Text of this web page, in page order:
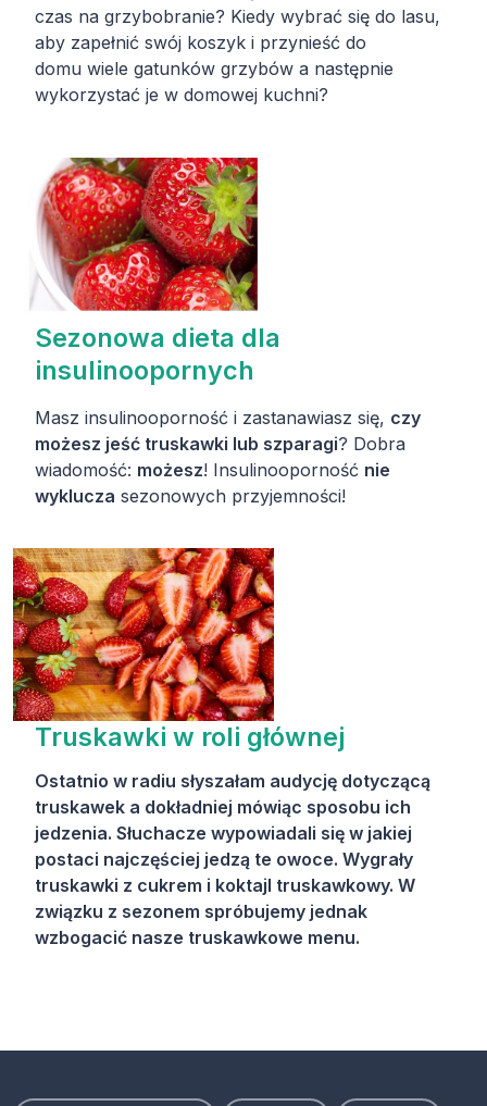
czas na grzybobranie? Kiedy wybrać się do lasu,
aby zapełnić swój koszyk i przynieść do
domu wiele gatunków grzybów a następnie
wykorzystać je w domowej kuchni?
Sezonowa dieta dla
insulinoopornych
Masz insulinooporność i zastanawiasz się, czy
możesz jeść truskawki lub szparagi? Dobra
wiadomość: możesz! Insulinooporność nie
wyklucza sezonowych przyjemności!
Truskawki w roli głównej
Ostatnio w radiu słyszałam audycję dotyczącą
truskawek a dokładniej mówiąc sposobu ich
jedzenia. Słuchacze wypowiadali się w jakiej
postaci najczęściej jedzą te owoce. Wygrały
truskawki z cukrem i koktajl truskawkowy. W
związku z sezonem spróbujemy jednak
wzbogacić nasze truskawkowe menu.